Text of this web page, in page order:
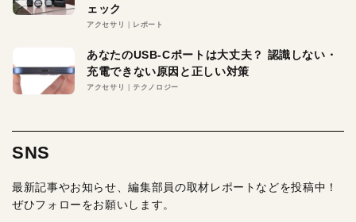
ェック
アクセサリ レポート
あなたのUSB-Cポートは大丈夫？ 認識しない・
充電できない原因と正しい対策
アクセサリ テクノロジー
SNS
最新記事やお知らせ、編集部員の取材レポートなどを投稿中！
ぜひフォローをお願いします。